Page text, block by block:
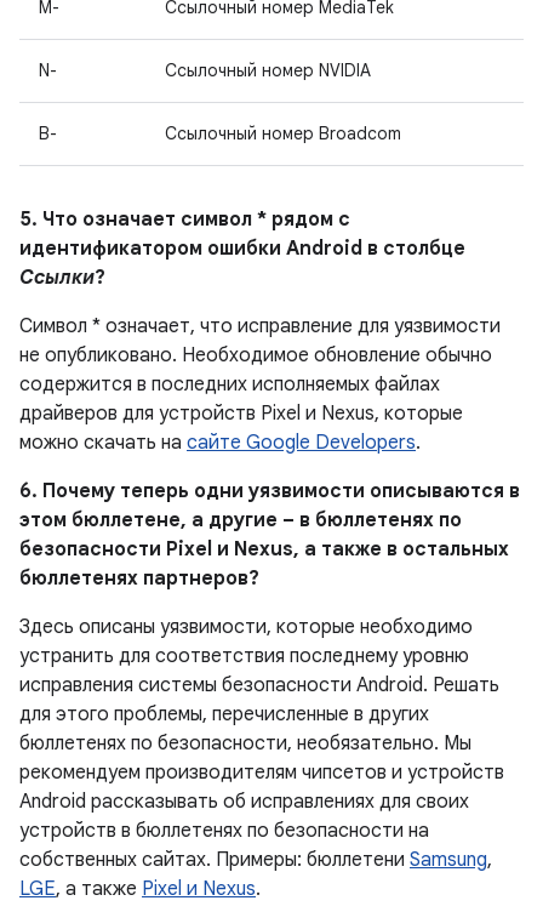
M- Ссылочный номер MediaTek
N- Ссылочный номер NVIDIA
B- Ссылочный номер Broadcom
5. Что означает символ * рядом с
идентификатором ошибки Android в столбце
Ссылки?
Символ * означает, что исправление для уязвимости
не опубликовано. Необходимое обновление обычно
содержится в последних исполняемых файлах
драйверов для устройств Pixel и Nexus, которые
можно скачать на сайте Google Developers.
6. Почему теперь одни уязвимости описываются в
этом бюллетене, а другие – в бюллетенях по
безопасности Pixel и Nexus, а также в остальных
бюллетенях партнеров?
Здесь описаны уязвимости, которые необходимо
устранить для соответствия последнему уровню
исправления системы безопасности Android. Решать
для этого проблемы, перечисленные в других
бюллетенях по безопасности, необязательно. Мы
рекомендуем производителям чипсетов и устройств
Android рассказывать об исправлениях для своих
устройств в бюллетенях по безопасности на
собственных сайтах. Примеры: бюллетени Samsung,
LGE, а также Pixel и Nexus.